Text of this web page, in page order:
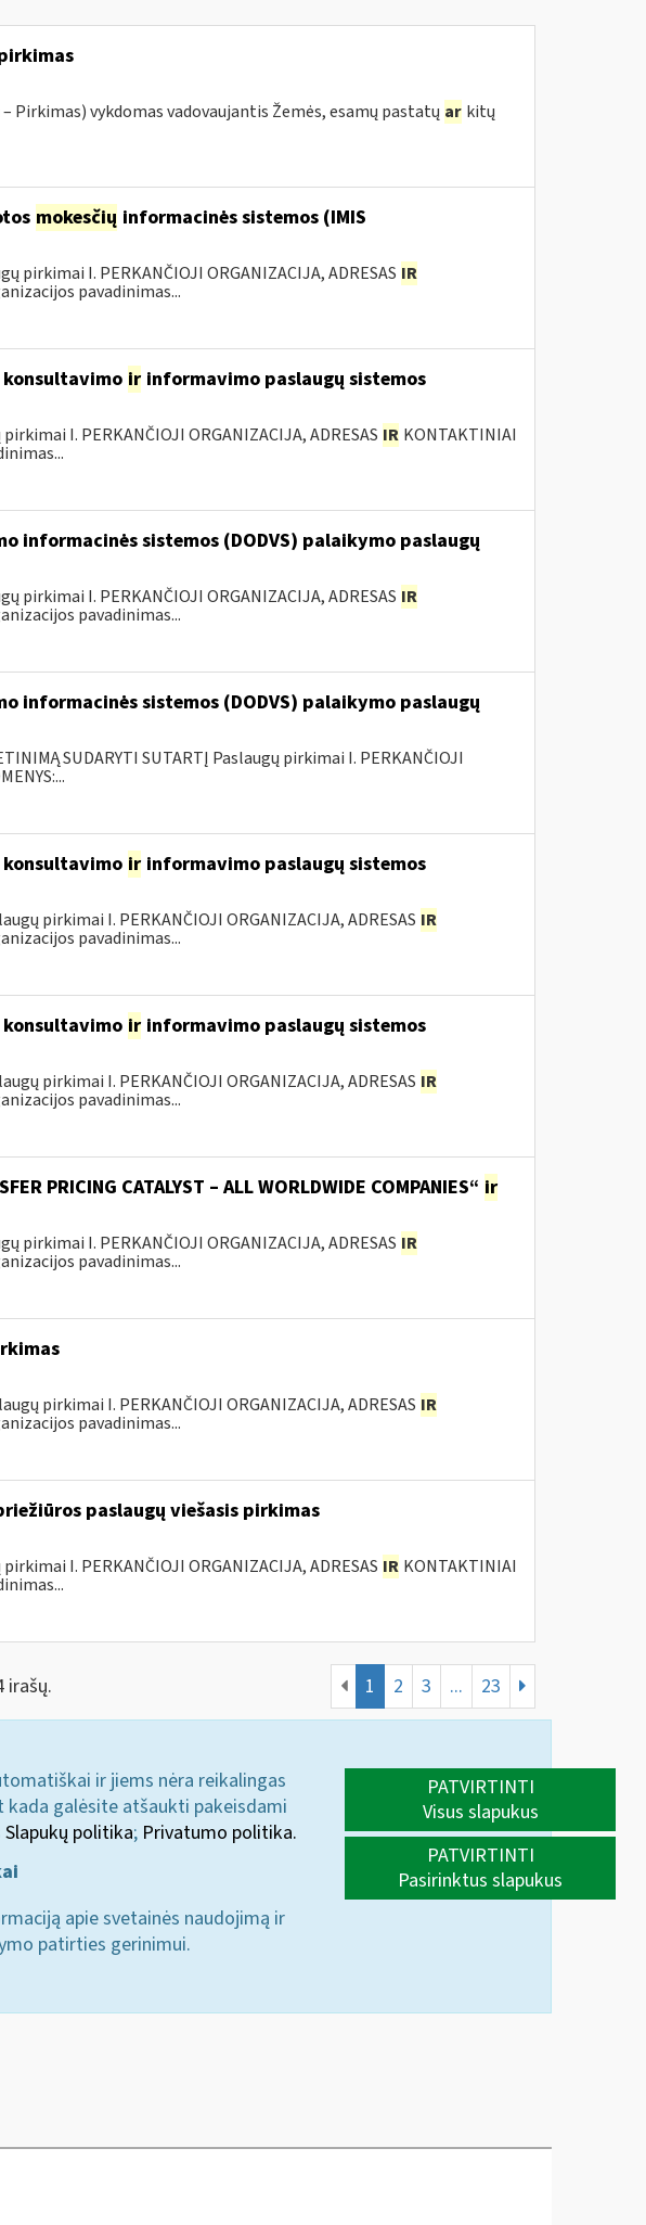
vykdomas vadovaujantis Žemės, esamų pastatų ar kitų
mokesčių informacinės sistemos (IMIS
pirkimai I. PERKANČIOJI ORGANIZACIJA, ADRESAS IR
pavadinimas...
irinformavimo paslaugų sistemos
I. PERKANČIOJI ORGANIZACIJA, ADRESAS IR KONTAKTINIAI
informacinės sistemos (DODVS) palaikymo paslaugų
pirkimai I. PERKANČIOJI ORGANIZACIJA, ADRESAS IR
pavadinimas...
informacinės sistemos (DODVS) palaikymo paslaugų
SUDARYTI SUTARTĮ Paslaugų pirkimai I. PERKANČIOJI
irinformavimo paslaugų sistemos
pirkimai I. PERKANČIOJI ORGANIZACIJA, ADRESAS IR
pavadinimas...
irinformavimo paslaugų sistemos
pirkimai I. PERKANČIOJI ORGANIZACIJA, ADRESAS IR
pavadinimas...
PRICING CATALYST – ALL WORLDWIDE COMPANIES“ ir
pirkimai I. PERKANČIOJI ORGANIZACIJA, ADRESAS IR
pavadinimas...
pirkimai I. PERKANČIOJI ORGANIZACIJA, ADRESAS IR
pavadinimas...
paslaugų viešasis pirkimas
I. PERKANČIOJI ORGANIZACIJA, ADRESAS IR KONTAKTINIAI
irašų. 1 2 3 ... 23
ir jiems nėra reikalingas
galėsite atšaukti pakeisdami
Slapukų politika; Privatumo politika.
apie svetainės naudojimą ir
patirties gerinimui.
PATVIRTINTI
Visus slapukus
PATVIRTINTI
Pasirinktus slapukus